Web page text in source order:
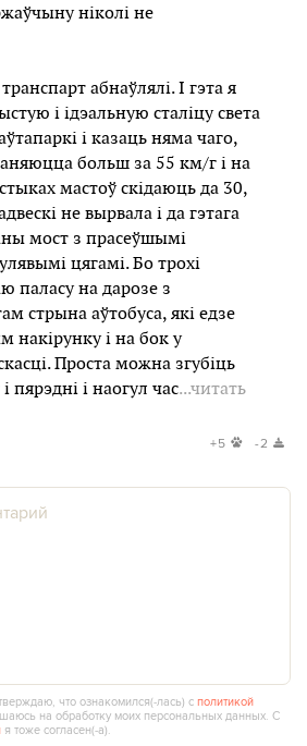
ніколі не
абнаўлялі. І гэта я
і ідэальную сталіцу света
і казаць няма чаго,
больш за 55 км/г і на
мастоў скідаюць да 30,
не вырвала і да гэтага
мост з прасеўшымі
цягамі. Бо трохі
паласу на дарозе з
стрына аўтобуса, які едзе
накірунку і на бок у
Проста можна згубіць
пярэдні і наогул час...читать
+5 -2
что ознакомился(‑лась) сполитикой
на обработку моих персональных данных. С
я тоже согласен(‑а).